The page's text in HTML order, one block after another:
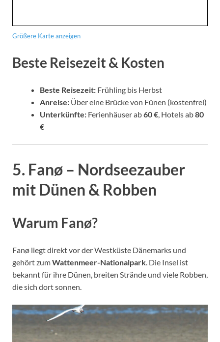
Größere Karte anzeigen
Beste Reisezeit & Kosten
Beste Reisezeit: Frühling bis Herbst
Anreise: Über eine Brücke von Fünen (kostenfrei)
Unterkünfte: Ferienhäuser ab60 €, Hotels ab80
€
5. Fanø – Nordseezauber
mit Dünen & Robben
Warum Fanø?
Fanø liegt direkt vor der Westküste Dänemarks und
gehört zumWattenmeer-Nationalpark. Die Insel ist
bekannt für ihre Dünen, breiten Strände und viele Robben,
die sich dort sonnen.